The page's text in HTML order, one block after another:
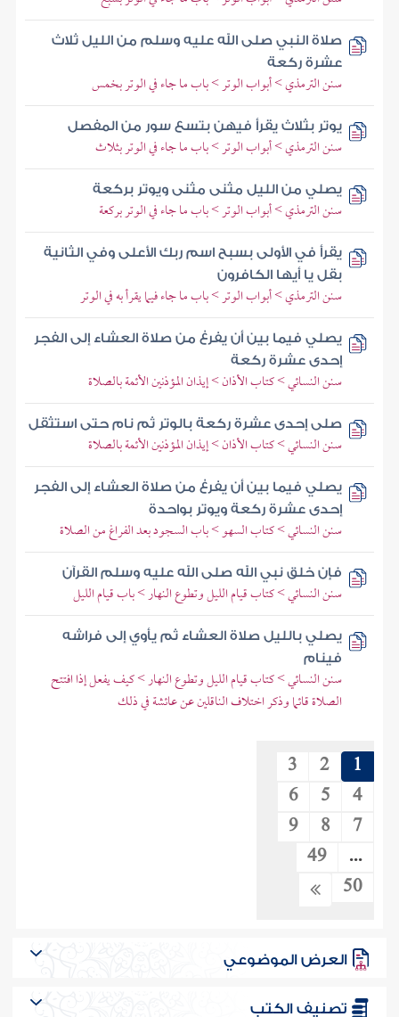
صلاة النبي صلى الله عليه وسلم من الليل ثلاث
عشرة ركعة
سنن الترمذي > أبواب الوتر > باب ما جاء في الوتر بخمس
يوتر بثلاث يقرأ فيهن بتسع سور من المفصل
سنن الترمذي > أبواب الوتر > باب ما جاء في الوتر بثلاث
يصلي من الليل مثنى مثنى ويوتر بركعة
سنن الترمذي > أبواب الوتر > باب ما جاء في الوتر بركعة
يقرأ في الأولى بسبح اسم ربك الأعلى وفي الثانية
بقل يا أيها الكافرون
سنن الترمذي > أبواب الوتر > باب ما جاء فيما يقرأ به في الوتر
يصلي فيما بين أن يفرغ من صلاة العشاء إلى الفجر
إحدى عشرة ركعة
سنن النسائي > كتاب الأذان > إيذان المؤذنين الأئمة بالصلاة
صلى إحدى عشرة ركعة بالوتر ثم نام حتى استثقل
سنن النسائي > كتاب الأذان > إيذان المؤذنين الأئمة بالصلاة
يصلي فيما بين أن يفرغ من صلاة العشاء إلى الفجر
إحدى عشرة ركعة ويوتر بواحدة
سنن النسائي > كتاب السهو > باب السجود بعد الفراغ من الصلاة
فإن خلق نبي الله صلى الله عليه وسلم القرآن
سنن النسائي > كتاب قيام الليل وتطوع النهار > باب قيام الليل
يصلي بالليل صلاة العشاء ثم يأوي إلى فراشه
فينام
سنن النسائي > كتاب قيام الليل وتطوع النهار > كيف يفعل إذا افتتح
الصلاة قائما وذكر اختلاف الناقلين عن عائشة في ذلك
1
2
3
4
5
6
7
8
9
...
49
50
العرض الموضوعي
تصنيف الكتب